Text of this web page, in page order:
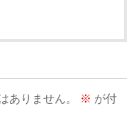
ありません。 ※ が付